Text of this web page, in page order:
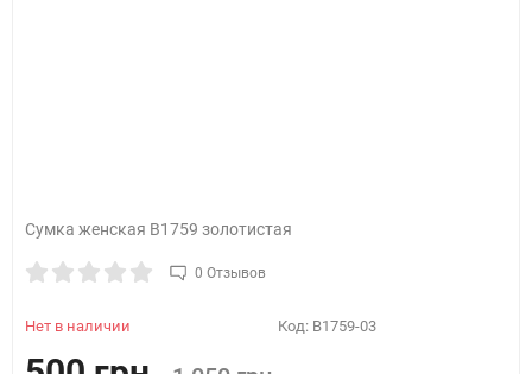
Сумка женская B1759 золотистая
0 Отзывов
Нет в наличии Код: B1759-03